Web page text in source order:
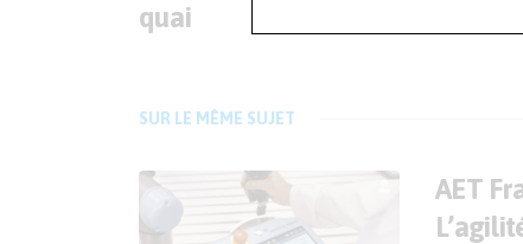
quai
SUR LE MÊME SUJET
AET